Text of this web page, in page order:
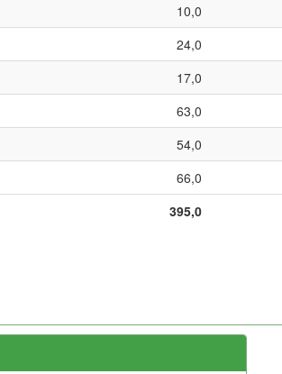
10,0
24,0
17,0
63,0
54,0
66,0
395,0